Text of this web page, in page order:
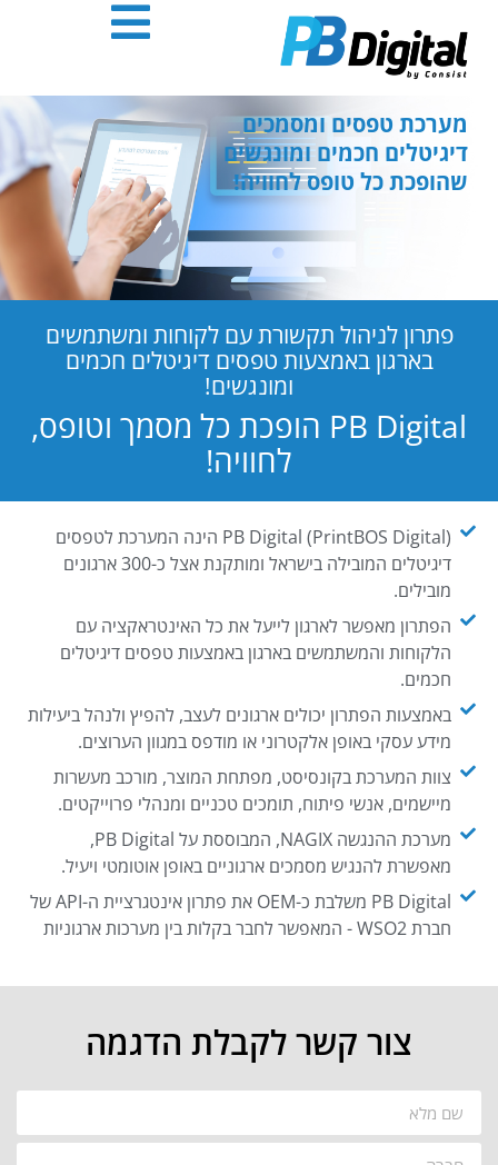
אנטר
מערכת טפסים ומסמכים
דיגיטלים חכמים ומונגשים
שהופכת כל טופס לחוויה!
פתרון לניהול תקשורת עם לקוחות ומשתמשים
בארגון באמצעות טפסים דיגיטלים חכמים
ומונגשים!
PB Digital הופכת כל מסמך וטופס,
לחוויה!
PB Digital (PrintBOS Digital) הינה המערכת לטפסים
דיגיטלים המובילה בישראל ומותקנת אצל כ-300 ארגונים
מובילים.
הפתרון מאפשר לארגון לייעל את כל האינטראקציה עם
הלקוחות והמשתמשים בארגון באמצעות טפסים דיגיטלים
חכמים.
באמצעות הפתרון יכולים ארגונים לעצב, להפיץ ולנהל ביעילות
מידע עסקי באופן אלקטרוני או מודפס במגוון הערוצים.
צוות המערכת בקונסיסט, מפתחת המוצר, מורכב מעשרות
מיישמים, אנשי פיתוח, תומכים טכניים ומנהלי פרוייקטים.
מערכת ההנגשה NAGIX, המבוססת על PB Digital,
מאפשרת להנגיש מסמכים ארגוניים באופן אוטומטי ויעיל.
PB Digital משלבת כ-OEM את פתרון אינטגרציית ה-API של
חברת WSO2 - המאפשר לחבר בקלות בין מערכות ארגוניות
צור קשר לקבלת הדגמה